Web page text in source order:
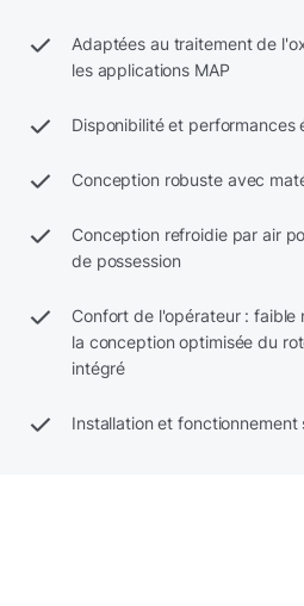
Adaptées au traitement de
les applications MAP
Disponibilité et performances
Conception robuste avec
Conception refroidie par air
de possession
Confort de l'opérateur : faible
la conception optimisée du
intégré
Installation et fonctionnement